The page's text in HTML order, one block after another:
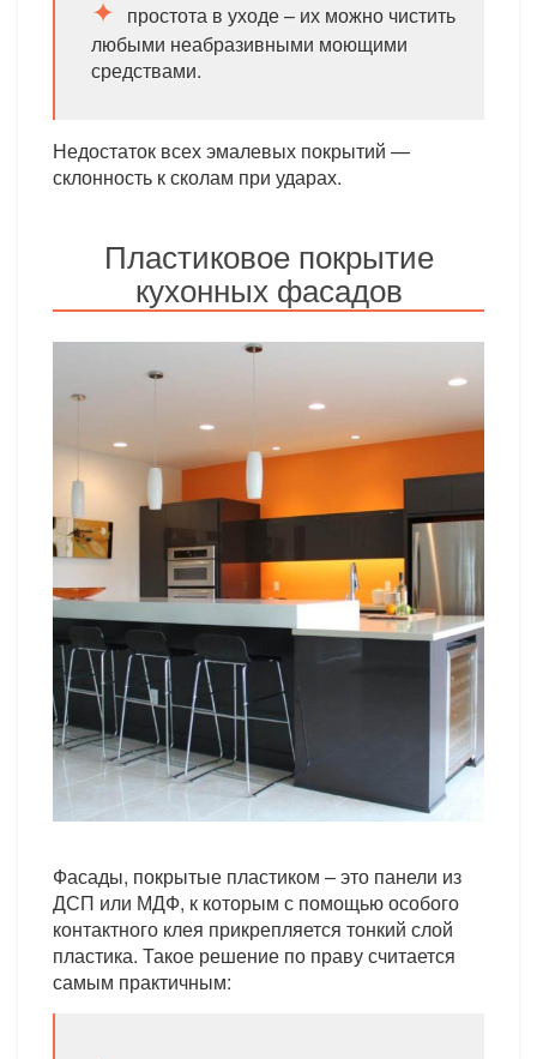
простота в уходе – их можно чистить
любыми неабразивными моющими
средствами.
Недостаток всех эмалевых покрытий —
склонность к сколам при ударах.
Пластиковое покрытие
кухонных фасадов
Фасады, покрытые пластиком – это панели из
ДСП или МДФ, к которым с помощью особого
контактного клея прикрепляется тонкий слой
пластика. Такое решение по праву считается
самым практичным: